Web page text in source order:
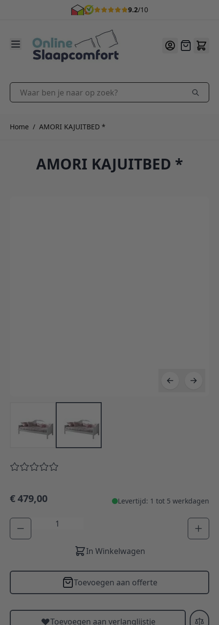
9.2/10
Offerte
Waar ben je naar op zoek?
Home / AMORI KAJUITBED *
AMORI KAJUITBED *
€ 479,00 Levertijd: 1 tot 5 werkdagen
Aantal
In Winkelwagen
Toevoegen aan offerte
Toevoegen aan verlanglijstje